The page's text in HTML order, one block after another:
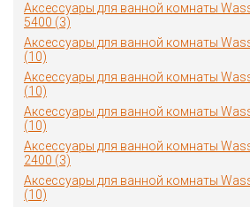
Аксессуары для ванной комнаты
5400 (3)
Аксессуары для ванной комнаты
(10)
Аксессуары для ванной комнаты
(10)
Аксессуары для ванной комнаты
(10)
Аксессуары для ванной комнаты
2400 (3)
Аксессуары для ванной комнаты
(10)